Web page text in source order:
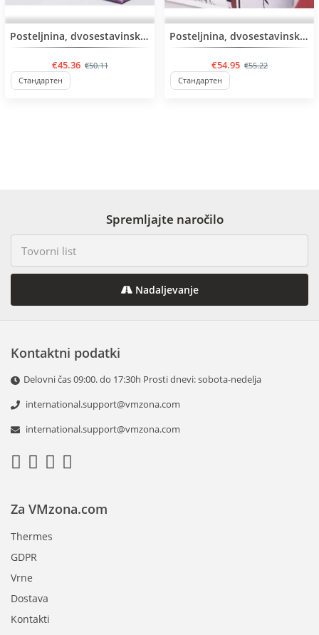
BESTSELLERPosteljnina, dvosestavinski komplet
€45.36 €50.11
Стандартен
BESTSELLERPosteljnina, dvosestavinski komplet
€54.95 €55.22
Стандартен
Spremljajte naročilo
Nadaljevanje
Kontaktni podatki
Delovni čas 09:00. do 17:30h Prosti dnevi: sobota-nedelja
international.support@vmzona.com
international.support@vmzona.com
Za VMzona.com
Thermes
GDPR
Vrne
Dostava
Kontakti